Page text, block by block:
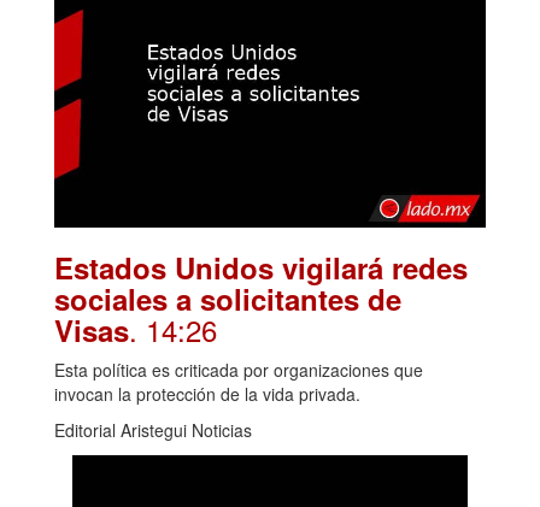
Estados Unidos vigilará redes
sociales a solicitantes de
Visas. 14:26
Esta política es criticada por organizaciones que
invocan la protección de la vida privada.
Editorial Aristegui Noticias